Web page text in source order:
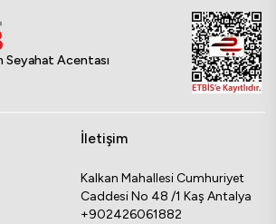
Seyahat Acentası
İletişim
Kalkan Mahallesi Cumhuriyet
Caddesi No 48 /1 Kaş Antalya
+902426061882